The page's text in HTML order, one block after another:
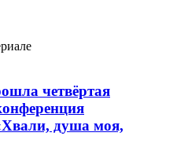
четвёртая
душа моя,